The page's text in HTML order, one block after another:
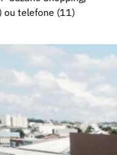
ou telefone (11)